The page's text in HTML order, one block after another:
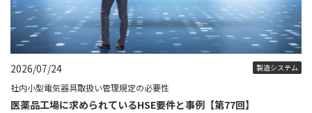
2026/07/24 製造システム
社内小型電気器具取扱い管理規定の必要性
医薬品工場に求められているHSE要件と事例【第77回】